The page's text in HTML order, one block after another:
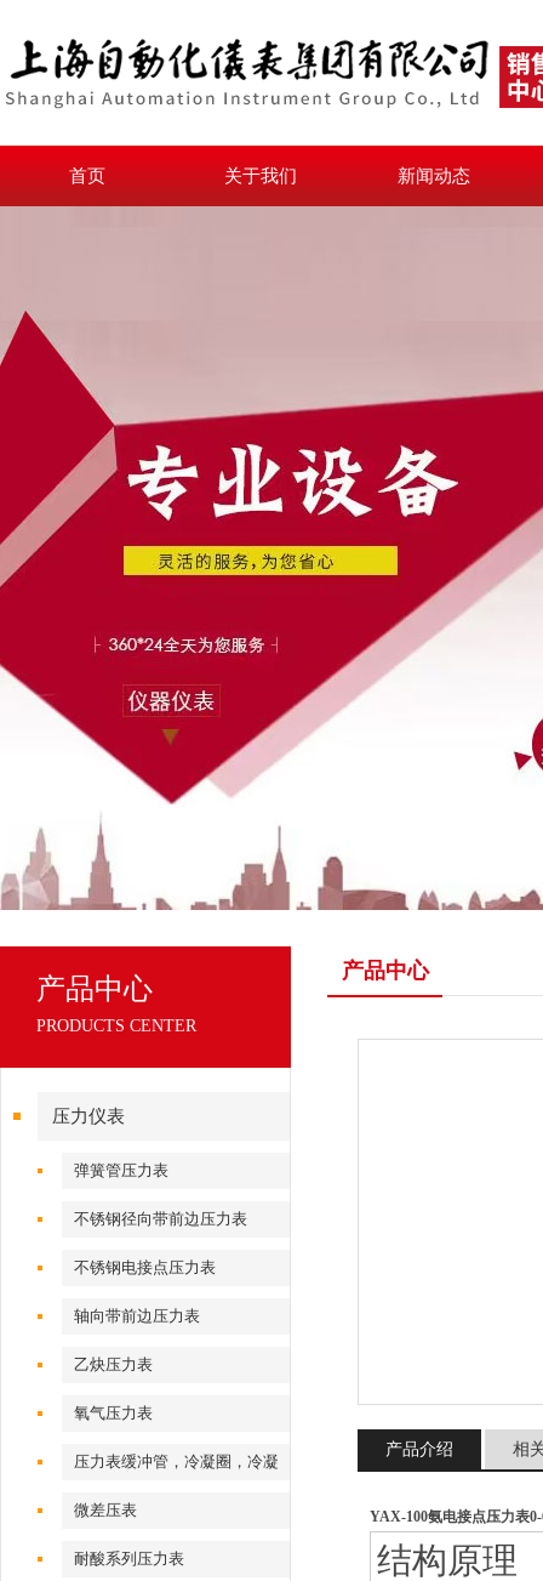
首页 关于我们 新闻动态
产品中心
PRODUCTS CENTER
压力仪表
弹簧管压力表
不锈钢径向带前边压力表
不锈钢电接点压力表
轴向带前边压力表
乙炔压力表
氧气压力表
压力表缓冲管，冷凝圈，冷凝
弯
微差压表
耐酸系列压力表
产品中心
产品介绍 相
YAX-100氨电接点压力表
结构原理